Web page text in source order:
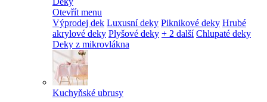
Otevřít menu
Výprodej dek Luxusní deky Piknikové deky Hrubé
akrylové deky Plyšové deky + 2 další Chlupaté deky
Deky z mikrovlákna
Kuchyňské ubrusy